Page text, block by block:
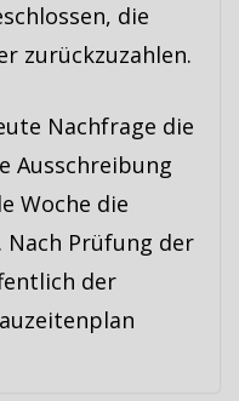
die
zurückzuzahlen.
Nachfrage die
Ausschreibung
Woche die
Prüfung der
der